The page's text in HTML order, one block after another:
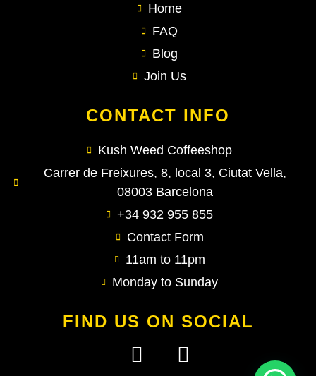
Home
FAQ
Blog
Join Us
CONTACT INFO
Kush Weed Coffeeshop
Carrer de Freixures, 8, local 3, Ciutat Vella,
08003 Barcelona
+34 932 955 855
Contact Form
11am to 11pm
Monday to Sunday
FIND US ON SOCIAL